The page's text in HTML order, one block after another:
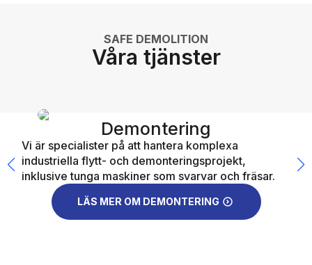
SAFE DEMOLITION
Våra tjänster
Demontering
Vi är specialister på att hantera komplexa
industriella flytt- och demonteringsprojekt,
inklusive tunga maskiner som svarvar och fräsar.
LÄS MER OM DEMONTERING